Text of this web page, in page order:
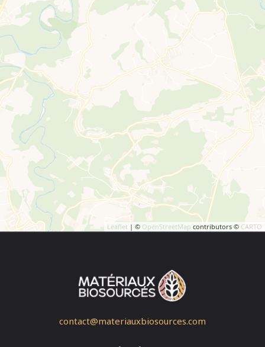
Leaflet | © OpenStreetMap contributors © CARTO
contact@materiauxbiosources.com